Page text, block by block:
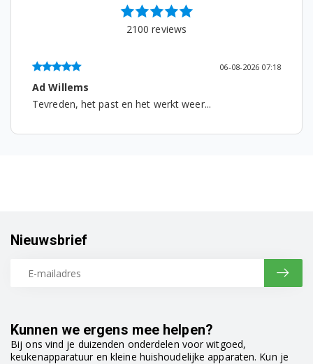
91400206603
91400206801
91400208601
2100 reviews
06-08-2026 09:10
Marlies
Werkt prima, snel verzonden...
Kunnen we ergens mee helpen?
Bij ons vind je duizenden onderdelen voor witgoed,
keukenapparatuur en kleine huishoudelijke apparaten. Kun je
Nieuwsbrief